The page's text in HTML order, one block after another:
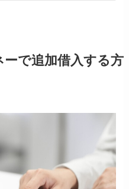
で追加借入する方